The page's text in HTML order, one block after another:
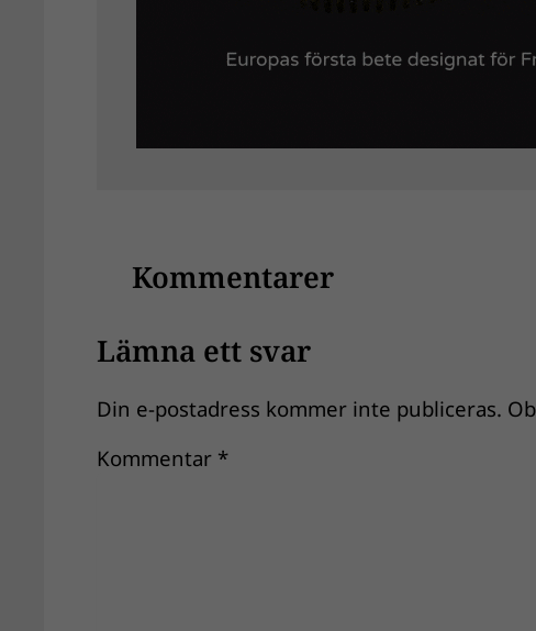
Kommentarer
Lämna ett svar
Din e-postadress kommer inte publiceras.
Kommentar *